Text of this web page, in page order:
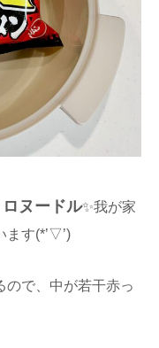
ヌードル✨我が家
ます(*’▽’)
ので、中が若干赤っ